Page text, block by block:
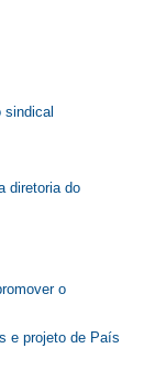
sindical
diretoria do
o
e projeto de País